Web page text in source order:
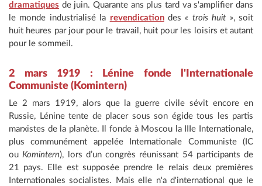
dramatiques de juin. Quarante ans plus tard va s'amplifier dans
le monde industrialisé la revendicationdes« trois huit », soit
huit heures par jour pour le travail, huit pour les loisirs et autant
pour le sommeil.
2 mars 1919 : Lénine fonde l'Internationale
Communiste (Komintern)
Le 2 mars 1919, alors que la guerre civile sévit encore en
Russie, Lénine tente de placer sous son égide tous les partis
marxistes de la planète. Il fonde à Moscou la IIIe Internationale,
plus communément appelée Internationale Communiste (IC
ouKomintern), lors d’un congrès réunissant 54 participants de
21 pays. Elle est supposée prendre le relais deux premières
Internationales socialistes. Mais elle n'a d'international que le